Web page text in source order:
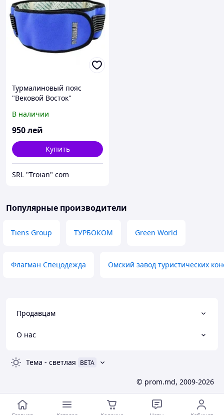
Турмалиновый пояс
"Вековой Восток"
(Неопреновый,синий)
В наличии
950лей
Купить
SRL "Troian" сom
Популярные производители
Tiens Group ТУРБОКОМ Green World
Флагман Спецодежда Омский завод туристических
Продавцам
О нас
Тема - светлая BETA
© prom.md, 2009-2026